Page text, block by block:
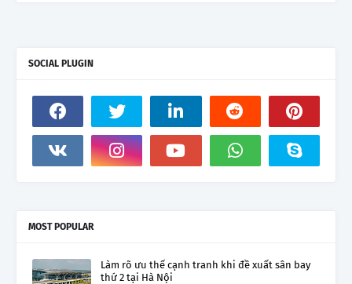
SOCIAL PLUGIN
MOST POPULAR
Làm rõ ưu thế cạnh tranh khi đề xuất sân bay
thứ 2 tại Hà Nội